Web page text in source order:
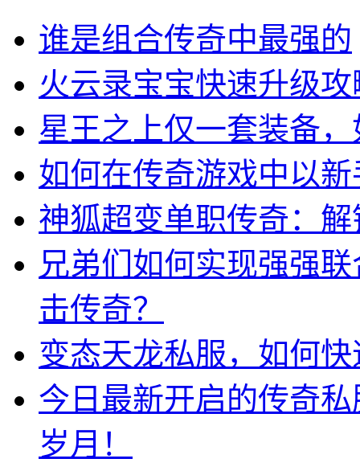
谁是组合传奇中最强的
火云录宝宝快速升级
星王之上仅一套装备
如何在传奇游戏中以
神狐超变单职传奇：
兄弟们如何实现强强
击传奇？
变态天龙私服，如何
今日最新开启的传奇
岁月！